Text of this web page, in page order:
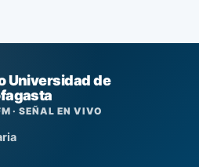
Universidad de
· SEÑAL EN VIVO